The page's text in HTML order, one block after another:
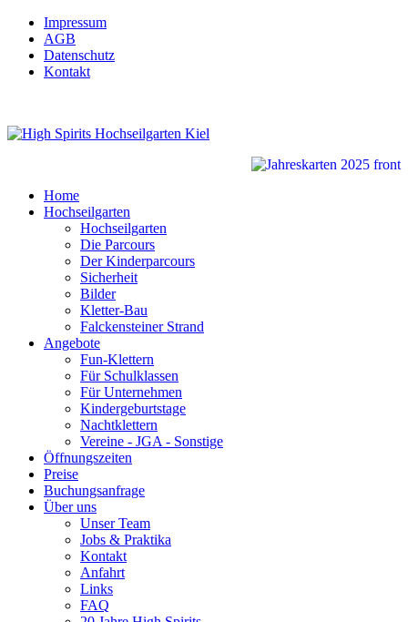
Impressum
AGB
Datenschutz
Kontakt
Home
Hochseilgarten
Hochseilgarten
Die Parcours
Der Kinderparcours
Sicherheit
Bilder
Kletter-Bau
Falckensteiner Strand
Angebote
Fun-Klettern
Für Schulklassen
Für Unternehmen
Kindergeburtstage
Nachtklettern
Vereine - JGA - Sonstige
Öffnungszeiten
Preise
Buchungsanfrage
Über uns
Unser Team
Jobs & Praktika
Kontakt
Anfahrt
Links
FAQ